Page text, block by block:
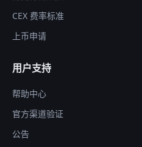
CEX 费率标准
上币申请
用户支持
帮助中心
官方渠道验证
公告